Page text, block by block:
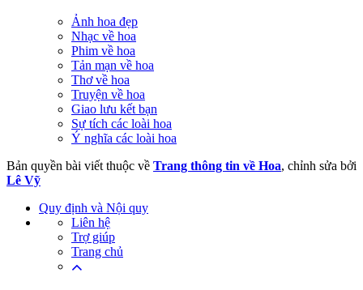
Ảnh hoa đẹp
Nhạc về hoa
Phim về hoa
Tản mạn về hoa
Thơ về hoa
Truyện về hoa
Giao lưu kết bạn
Sự tích các loài hoa
Ý nghĩa các loài hoa
Bản quyền bài viết thuộc về Trang thông tin về Hoa, chỉnh sửa bởi
Lê Vỹ
Quy định và Nội quy
Liên hệ
Trợ giúp
Trang chủ